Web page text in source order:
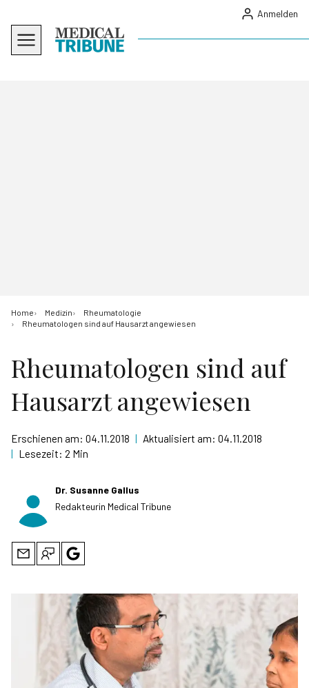
Anmelden
Home Medizin
Rheumatologie
Rheumatologen sind auf Hausarzt angewiesen
Rheumatologen sind auf
Hausarzt angewiesen
Erschienen am: 04.11.2018 | Aktualisiert am: 04.11.2018
| Lesezeit: 2 Min
Dr. Susanne Gallus
Redakteurin Medical Tribune